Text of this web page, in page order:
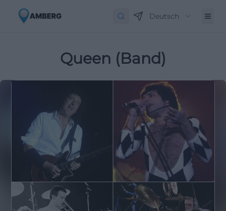
Deutsch
Queen (Band)